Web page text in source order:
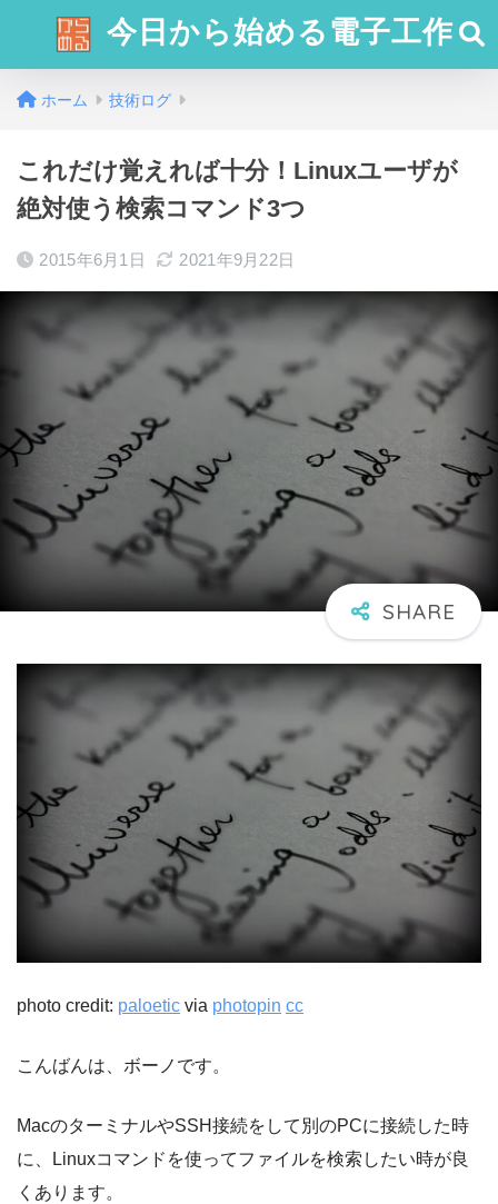
今日から始める電子工作
ホーム 技術ログ
これだけ覚えれば十分！Linuxユーザが
絶対使う検索コマンド3つ
2015年6月1日 2021年9月22日
photo credit: paloetic via photopin cc
こんばんは、ボーノです。
MacのターミナルやSSH接続をして別のPCに接続した時
に、Linuxコマンドを使ってファイルを検索したい時が良
くあります。